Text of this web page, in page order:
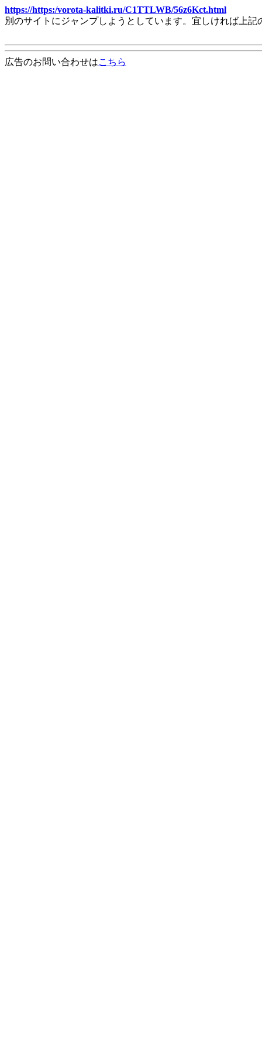
https://https:/vorota-kalitki.ru/C1TTLWB/56z6Kct.html
別のサイトにジャンプしようとしています。宜しければ上
広告のお問い合わせはこちら